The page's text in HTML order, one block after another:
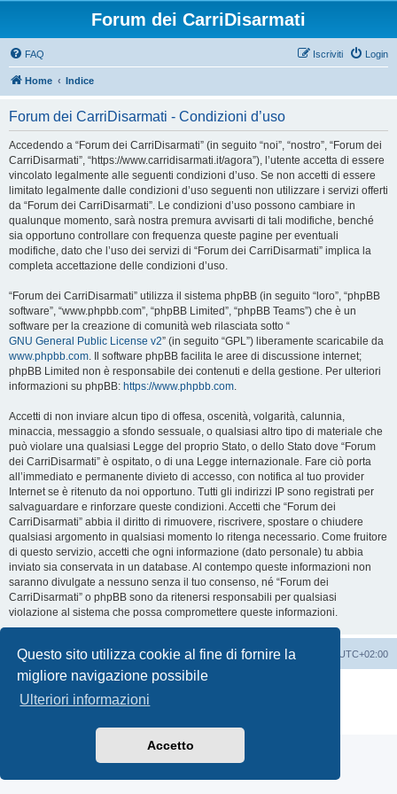
Questo sito utilizza cookie al fine di fornire la
migliore navigazione possibile
Ulteriori informazioni
Accetto
Forum dei CarriDisarmati
FAQ Login
Iscriviti
Home Indice
Forum dei CarriDisarmati - Condizioni d’uso
Accedendo a “Forum dei CarriDisarmati” (in seguito “noi”, “nostro”, “Forum dei
CarriDisarmati”, “https://www.carridisarmati.it/agora”), l’utente accetta di essere
vincolato legalmente alle seguenti condizioni d’uso. Se non accetti di essere
limitato legalmente dalle condizioni d’uso seguenti non utilizzare i servizi offerti
da “Forum dei CarriDisarmati”. Le condizioni d’uso possono cambiare in
qualunque momento, sarà nostra premura avvisarti di tali modifiche, benché
sia opportuno controllare con frequenza queste pagine per eventuali
modifiche, dato che l’uso dei servizi di “Forum dei CarriDisarmati” implica la
completa accettazione delle condizioni d’uso.
“Forum dei CarriDisarmati” utilizza il sistema phpBB (in seguito “loro”, “phpBB
software”, “www.phpbb.com”, “phpBB Limited”, “phpBB Teams”) che è un
software per la creazione di comunità web rilasciata sotto “
GNU General Public License v2” (in seguito “GPL”) liberamente scaricabile da
www.phpbb.com. Il software phpBB facilita le aree di discussione internet;
phpBB Limited non è responsabile dei contenuti e della gestione. Per ulteriori
informazioni su phpBB: https://www.phpbb.com.
Accetti di non inviare alcun tipo di offesa, oscenità, volgarità, calunnia,
minaccia, messaggio a sfondo sessuale, o qualsiasi altro tipo di materiale che
può violare una qualsiasi Legge del proprio Stato, o dello Stato dove “Forum
dei CarriDisarmati” è ospitato, o di una Legge internazionale. Fare ciò porta
all’immediato e permanente divieto di accesso, con notifica al tuo provider
Internet se è ritenuto da noi opportuno. Tutti gli indirizzi IP sono registrati per
salvaguardare e rinforzare queste condizioni. Accetti che “Forum dei
CarriDisarmati” abbia il diritto di rimuovere, riscrivere, spostare o chiudere
qualsiasi argomento in qualsiasi momento lo ritenga necessario. Come fruitore
di questo servizio, accetti che ogni informazione (dato personale) tu abbia
inviato sia conservata in un database. Al contempo queste informazioni non
saranno divulgate a nessuno senza il tuo consenso, né “Forum dei
CarriDisarmati” o phpBB sono da ritenersi responsabili per qualsiasi
violazione al sistema che possa compromettere queste informazioni.
Home Indice Tutti gli orari sono UTC+02:00
Cancella cookie
Creato da phpBB
Traduzione Italiana